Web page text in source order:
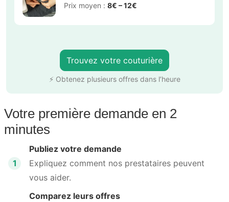
Prix moyen : 8€ – 12€
Trouvez votre couturière
⚡ Obtenez plusieurs offres dans l’heure
Votre première demande en 2
minutes
1
Publiez votre demande
Expliquez comment nos prestataires peuvent
vous aider.
Comparez leurs offres